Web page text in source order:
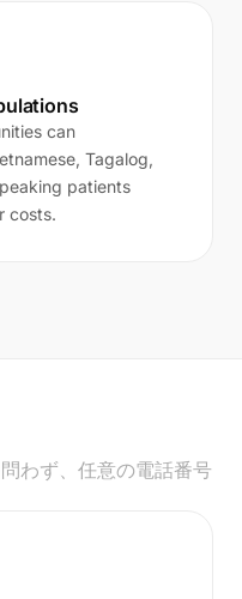
can
Tagalog,
patients
costs.
わず、任意の電話番号